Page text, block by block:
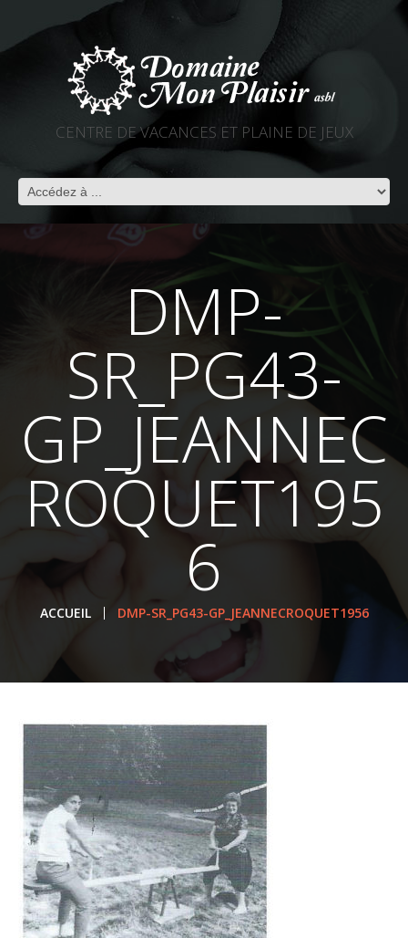
CENTRE DE VACANCES ET PLAINE DE JEUX
DMP-
SR_PG43-
GP_JEANNEC
ROQUET195
6
ACCUEIL DMP-SR_PG43-GP_JEANNECROQUET1956